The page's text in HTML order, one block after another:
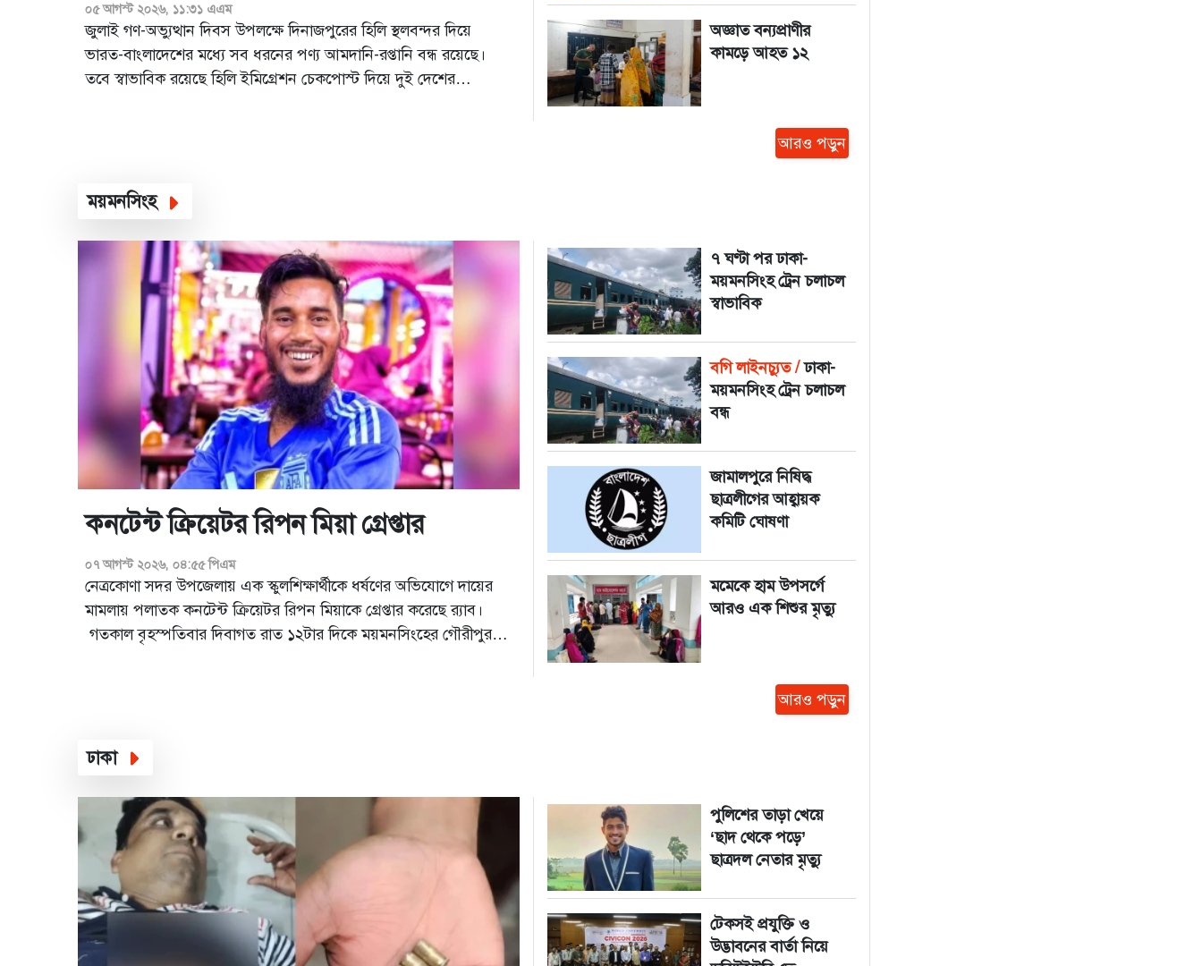
০৫ আগস্ট ২০২৬, ১১:৩১ এএম
জুলাই গণ-অভ্যুত্থান দিবস উপলক্ষে দিনাজপুরের হিলি স্থলবন্দর দিয়ে
ভারত-বাংলাদেশের মধ্যে সব ধরনের পণ্য আমদানি-রপ্তানি বন্ধ রয়েছে।
তবে স্বাভাবিক রয়েছে হিলি ইমিগ্রেশন চেকপোস্ট দিয়ে দুই দেশের
অজ্ঞাত বন্যপ্রাণীর
কামড়ে আহত ১২
আরও পড়ুন
ময়মনসিংহ
কনটেন্ট ক্রিয়েটর রিপন মিয়া গ্রেপ্তার
০৭ আগস্ট ২০২৬, ০৪:৫৫ পিএম
নেত্রকোণা সদর উপজেলায় এক স্কুলশিক্ষার্থীকে ধর্ষণের অভিযোগে দায়ের
মামলায় পলাতক কনটেন্ট ক্রিয়েটর রিপন মিয়াকে গ্রেপ্তার করেছে র‍্যাব।
গতকাল বৃহস্পতিবার দিবাগত রাত ১২টার দিকে ময়মনসিংহের গৌরীপুর
৭ ঘণ্টা পর ঢাকা-
ময়মনসিংহ ট্রেন চলাচল
স্বাভাবিক
বগি লাইনচ্যুত /ঢাকা-
ময়মনসিংহ ট্রেন চলাচল
বন্ধ
জামালপুরে নিষিদ্ধ
ছাত্রলীগের আহ্বায়ক
কমিটি ঘোষণা
মমেকে হাম উপসর্গে
আরও এক শিশুর মৃত্যু
আরও পড়ুন
ঢাকা
পুলিশের তাড়া খেয়ে
‘ছাদ থেকে পড়ে’
ছাত্রদল নেতার মৃত্যু
টেকসই প্রযুক্তি ও
উদ্ভাবনের বার্তা নিয়ে